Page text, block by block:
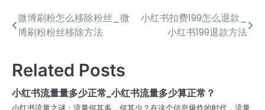
文
章
导
航
微博刷粉怎么移除粉丝_微
博刷粉粉丝移除方法
小红书扣费199怎么退款_
小红书199退款方法
Related Posts
小红书流量量多少正常_小红书流量多少算正常？